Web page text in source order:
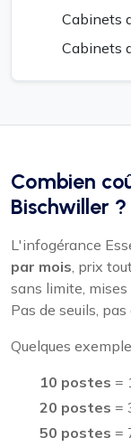
Cabinets
Cabinets
Combien
Bischwiller ?
L'infogérance
par mois , prix
sans limite, mises
Pas de seuils,
Quelques
10 postes =
20 postes =
50 postes =